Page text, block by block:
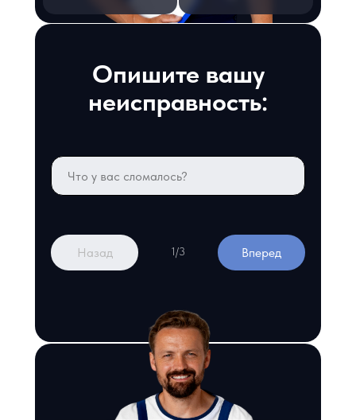
Опишите вашу
неисправность:
Вперед
Назад 1/3